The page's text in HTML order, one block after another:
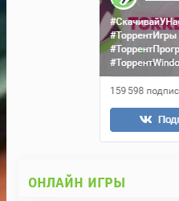
ОНЛАЙН ИГРЫ